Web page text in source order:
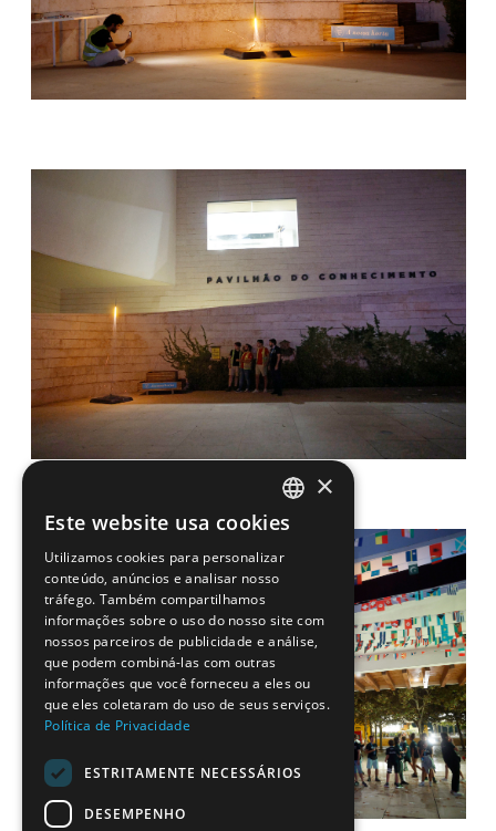
PORTUGUESE
ENGLISH
×
Este website usa cookies
Utilizamos cookies para personalizar
conteúdo, anúncios e analisar nosso
tráfego. Também compartilhamos
informações sobre o uso do nosso site com
nossos parceiros de publicidade e análise,
que podem combiná-las com outras
informações que você forneceu a eles ou
que eles coletaram do uso de seus serviços.
Política de Privacidade
ESTRITAMENTE NECESSÁRIOS
DESEMPENHO